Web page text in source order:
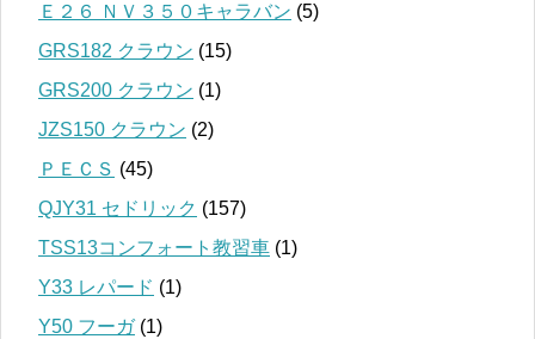
Ｅ２６ ＮＶ３５０キャラバン (5)
GRS182 クラウン (15)
GRS200 クラウン (1)
JZS150 クラウン (2)
ＰＥＣＳ (45)
QJY31 セドリック (157)
TSS13コンフォート教習車 (1)
Y33 レパード (1)
Y50 フーガ(1)